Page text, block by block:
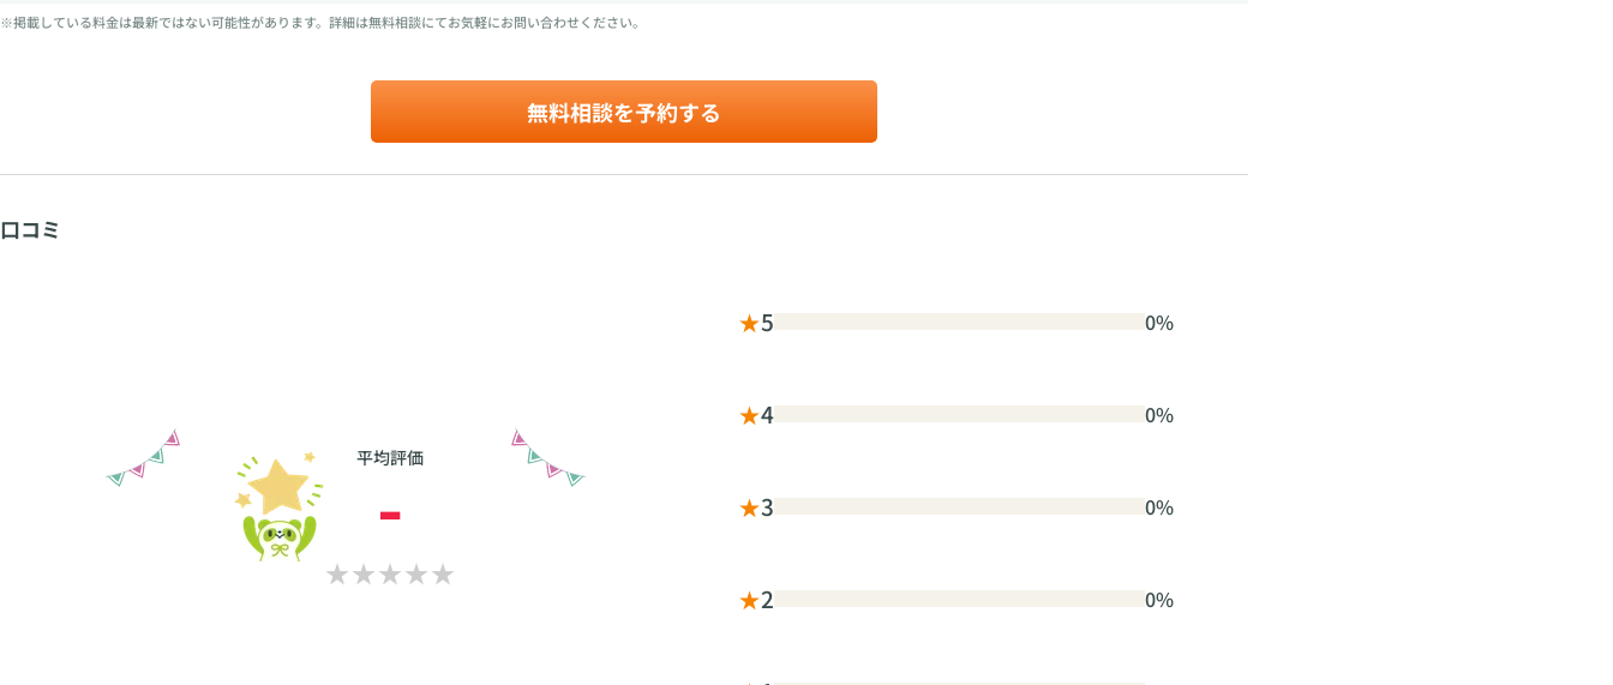
※掲載している料金は最新ではない可能性があります。詳細は無料相談にてお気軽にお問い合わせください。
無料相談を予約する
口コミ
平均評価
-
★5 0%
★4 0%
★3 0%
★2 0%